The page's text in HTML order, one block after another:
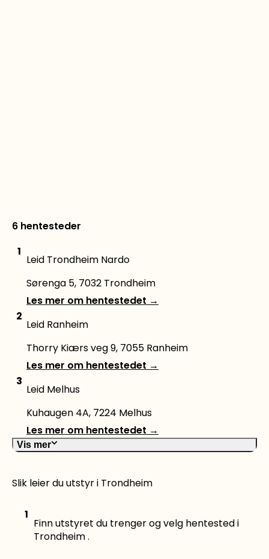
6 hentesteder
1
Leid Trondheim Nardo
Sørenga 5, 7032 Trondheim
Les mer om hentestedet →
2
Leid Ranheim
Thorry Kiærs veg 9, 7055 Ranheim
Les mer om hentestedet →
3
Leid Melhus
Kuhaugen 4A, 7224 Melhus
Les mer om hentestedet →
Vis mer
Slik leier du utstyr i Trondheim
1
Finn utstyret du trenger og velg hentested i
Trondheim .